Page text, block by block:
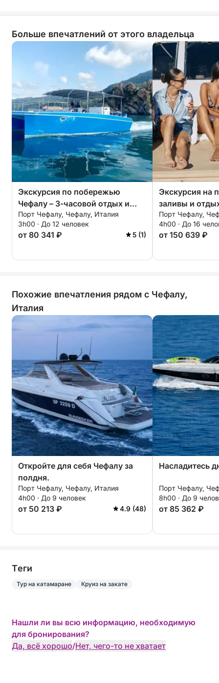
Больше впечатлений от этого владельца
Экскурсия по побережью
Чефалу – 3-часовой отдых и
аперитив
Порт Чефалу, Чефалу, Италия
3h00 · До 12 человек
от 80 341 ₽ 5 (1)
Экскурсия на
заливы и
Порт Чефалу,
4h00 · До 16
от 150 639 ₽
Похожие впечатления рядом с Чефалу,
Италия
Откройте для себя Чефалу за
полдня.
Порт Чефалу, Чефалу, Италия
4h00 · До 9 человек
от 50 213 ₽ 4.9 (48)
Насладитесь
Порт Чефалу,
8h00 · До 9
от 85 362 ₽
Tеги
Тур на катамаране Круиз на закате
Нашли ли вы всю информацию, необходимую
для бронирования?
Да, всё хорошо/Нет, чего-то не хватает